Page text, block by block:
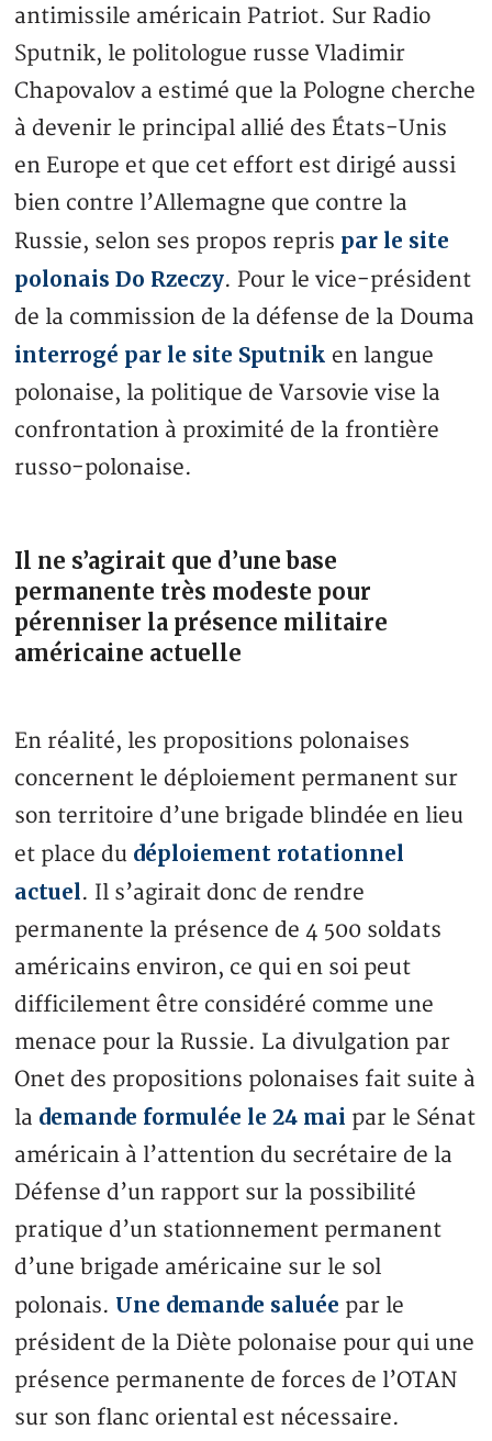
antimissile américain Patriot. Sur Radio
Sputnik, le politologue russe Vladimir
Chapovalov a estimé que la Pologne cherche
à devenir le principal allié des États-Unis
en Europe et que cet effort est dirigé aussi
bien contre l’Allemagne que contre la
Russie, selon ses propos repris par le site
polonais Do Rzeczy. Pour le vice-président
de la commission de la défense de la Douma
interrogé par le site Sputnik en langue
polonaise, la politique de Varsovie vise la
confrontation à proximité de la frontière
russo-polonaise.
Il ne s’agirait que d’une base
permanente très modeste pour
pérenniser la présence militaire
américaine actuelle
En réalité, les propositions polonaises
concernent le déploiement permanent sur
son territoire d’une brigade blindée en lieu
et place du déploiement rotationnel
actuel. Il s’agirait donc de rendre
permanente la présence de 4 500 soldats
américains environ, ce qui en soi peut
difficilement être considéré comme une
menace pour la Russie. La divulgation par
Onet des propositions polonaises fait suite à
la demande formulée le 24 mai par le Sénat
américain à l’attention du secrétaire de la
Défense d’un rapport sur la possibilité
pratique d’un stationnement permanent
d’une brigade américaine sur le sol
polonais. Une demande saluée par le
président de la Diète polonaise pour qui une
présence permanente de forces de l’OTAN
sur son flanc oriental est nécessaire.